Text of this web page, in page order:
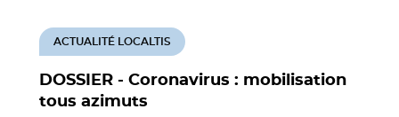
DOSSIER - Coronavirus : mobilisation
tous azimuts
ACTUALITÉ LOCALTIS